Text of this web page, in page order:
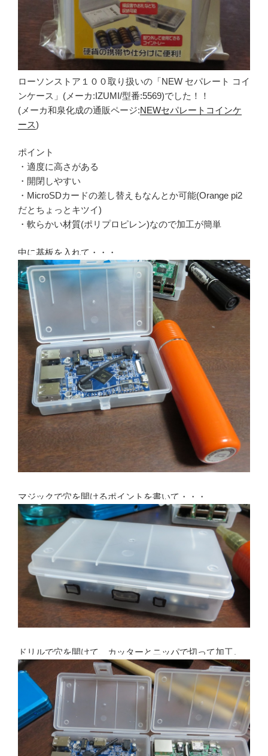
ローソンストア１００取り扱いの「NEW セパレート コイ
ンケース」(メーカ:IZUMI/型番:5569)でした！！
(メーカ和泉化成の通販ページ:NEWセパレートコインケ
ース)
ポイント
・適度に高さがある
・開閉しやすい
・MicroSDカードの差し替えもなんとか可能(Orange pi2
だとちょっとキツイ)
・軟らかい材質(ポリプロピレン)なので加工が簡単
中に基板を入れて・・・
マジックで穴を開けるポイントを書いて・・・
ドリルで穴を開けて、カッターとニッパで切って加工。